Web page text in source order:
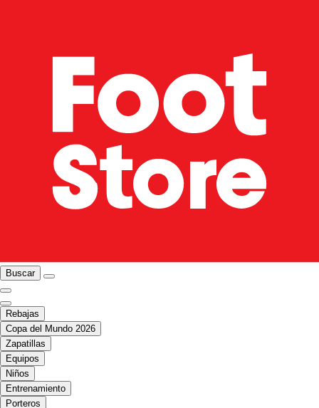
Buscar
Rebajas
Copa del Mundo 2026
Zapatillas
Equipos
Niños
Entrenamiento
Porteros